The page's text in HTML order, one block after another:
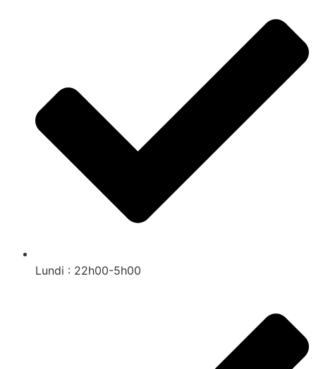
Lundi : 22h00-5h00